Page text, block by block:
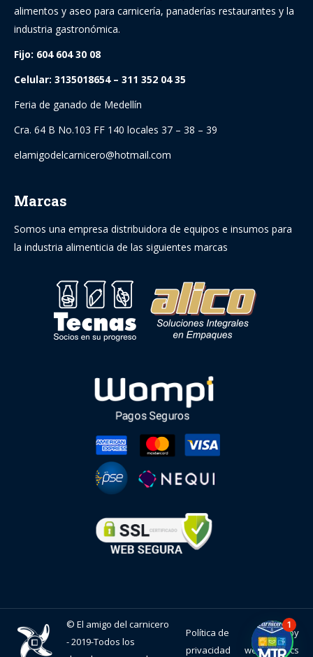
alimentos y aseo para carnicería, panaderías restaurantes y la
industria gastronómica.
Fijo: 604 604 30 08
Celular: 3135018654 – 311 352 04 35
Feria de ganado de Medellín
Cra. 64 B No.103 FF 140 locales 37 – 38 – 39
elamigodelcarnicero@hotmail.com
Marcas
Somos una empresa distribuidora de equipos e insumos para
la industria alimenticia de las siguientes marcas
© El amigo del carnicero
- 2019-Todos los
Política de
privacidad
Diseño by
webgraphics
1